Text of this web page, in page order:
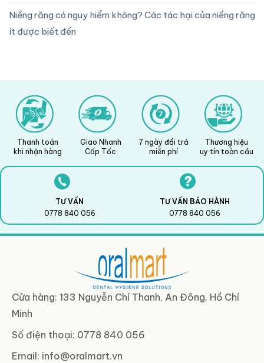
Niềng răng có nguy hiểm không? Các tác hại của niềng răng
ít được biết đến
Thanh toán
khi nhận hàng
Giao Nhanh
Cấp Tốc
7 ngày đổi trả
miễn phí
Thương hiệu
uy tín toàn cầu
TƯ VẤN
0778 840 056
TƯ VẤN BẢO HÀNH
0778 840 056
Cửa hàng: 133 Nguyễn Chí Thanh, An Đông, Hồ Chí
Minh
Số điện thoại: 0778 840 056
Email: info@oralmart.vn